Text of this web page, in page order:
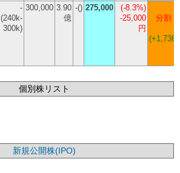
-
(240k-
300k)
300,000 3.90
億
-() 275,000 (-8.3%)
-25,000
円
分割
個別株リスト
新規公開株(IPO)